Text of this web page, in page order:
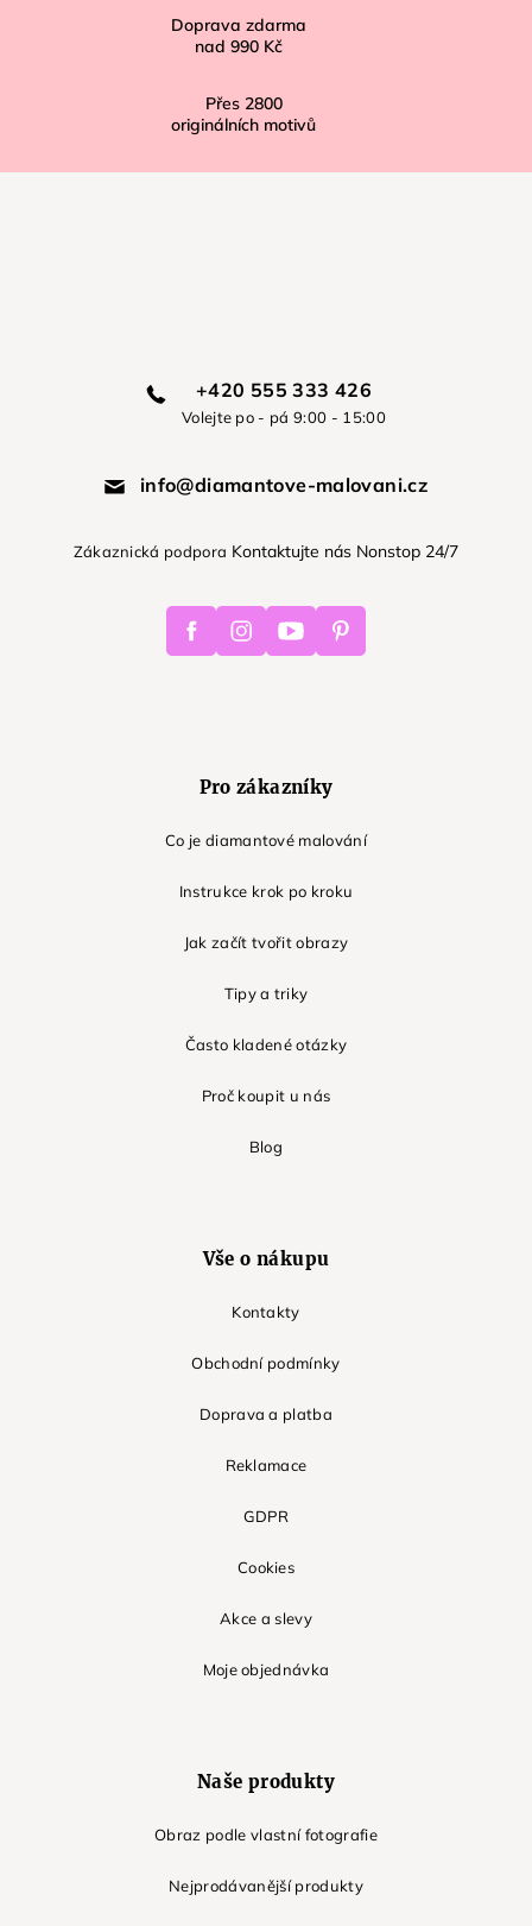
Doprava zdarma
nad 990 Kč
Přes 2800
originálních motivů
+420 555 333 426
Volejte po - pá 9:00 - 15:00
info@diamantove-malovani.cz
Zákaznická podpora Kontaktujte nás Nonstop 24/7
FacebookInstagramYoutube Pinterest
Pro zákazníky
Co je diamantové malování
Instrukce krok po kroku
Jak začít tvořit obrazy
Tipy a triky
Často kladené otázky
Proč koupit u nás
Blog
Vše o nákupu
Kontakty
Obchodní podmínky
Doprava a platba
Reklamace
GDPR
Cookies
Akce a slevy
Moje objednávka
Naše produkty
Obraz podle vlastní fotografie
Nejprodávanější produkty